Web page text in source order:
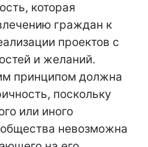
которая
граждан к
проектов с
и желаний.
принципом должна
поскольку
или иного
невозможна